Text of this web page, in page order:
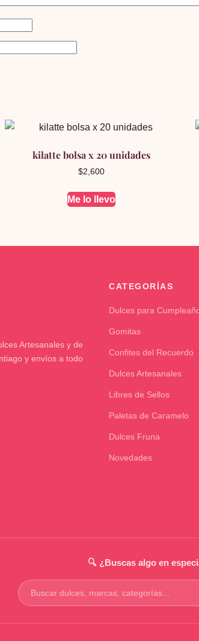
kilatte bolsa x 20 unidades
$2,600
Me lo llevo
Artesanales y de
y envíos a todo
CATEGORÍAS
Dulces para
Gomitas
Confites del Recuerdo
Dulces Artesanales
Libres de Sellos
Paletas de Caramelo
Dulces Fruna
Novedades
🔍 ¿Buscas algo en
Buscar
productos